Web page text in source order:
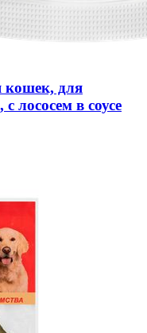
кошек, для
лососем в соусе